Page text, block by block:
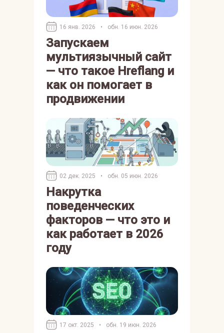
16 янв. 2026 • обн. 16 июн. 2026
Запускаем
мультиязычный сайт
— что такое Hreflang и
как он помогает в
продвижении
02 дек. 2025 • обн. 05 июн. 2026
Накрутка
поведенческих
факторов — что это и
как работает в 2026
году
17 окт. 2025 • обн. 19 июн. 2026